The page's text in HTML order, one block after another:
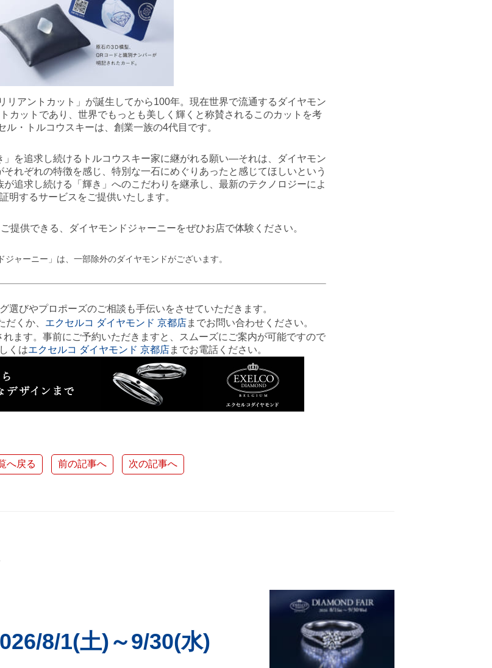
リアントカット」が誕生してから100年。現在世界で流通するダイヤモン
カットであり、世界でもっとも美しく輝くと称賛されるこのカットを考
ル・トルコウスキーは、創業一族の4代目です。
を追求し続けるトルコウスキー家に継がれる願い―それは、ダイヤモン
れぞれの特徴を感じ、特別な一石にめぐりあったと感じてほしいという
追求し続ける「輝き」へのこだわりを継承し、最新のテクノロジーによ
明するサービスをご提供いたします。
提供できる、ダイヤモンドジャーニーをぜひお店で体験ください。
ャーニー」は、一部除外のダイヤモンドがございます。
選びやプロポーズのご相談も手伝いをさせていただきます。
だくか、 エクセルコ ダイヤモンド 京都店までお問い合わせください。
ます。事前にご予約いただきますと、スムーズにご案内が可能ですので
くはエクセルコ ダイヤモンド 京都店までお電話ください。
へ戻る 前の記事へ 次の記事へ
8/1(土)～9/30(水)